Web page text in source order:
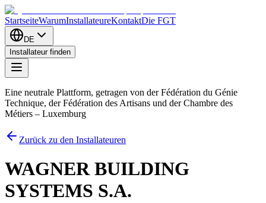
StartseiteWarumInstallateureKontaktDie FGT
DE
Installateur finden
Eine neutrale Plattform, getragen von der Fédération du Génie
Technique, der Fédération des Artisans und der Chambre des
Métiers – Luxemburg
Zurück zu den Installateuren
WAGNER BUILDING
SYSTEMS S.A.